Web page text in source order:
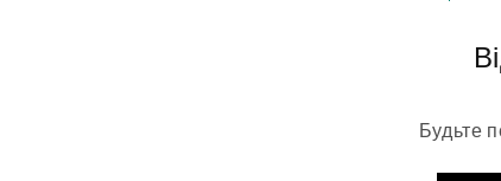
Будьте